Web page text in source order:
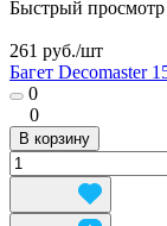
Быстрый просмотр
261 руб./шт
Багет Decomaster
0
0
В корзину